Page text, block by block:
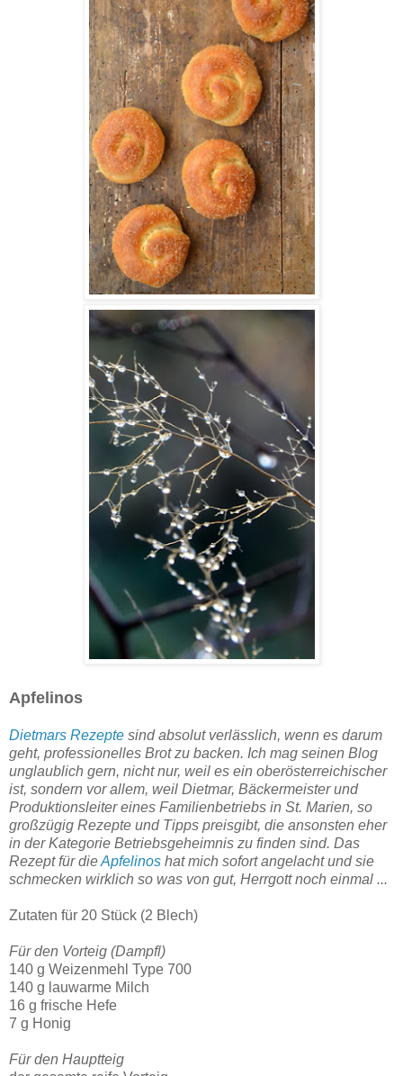
Apfelinos
Dietmars Rezepte sind absolut verlässlich, wenn es darum
geht, professionelles Brot zu backen. Ich mag seinen Blog
unglaublich gern, nicht nur, weil es ein oberösterreichischer
ist, sondern vor allem, weil Dietmar, Bäckermeister und
Produktionsleiter eines Familienbetriebs in St. Marien, so
großzügig Rezepte und Tipps preisgibt, die ansonsten eher
in der Kategorie Betriebsgeheimnis zu finden sind. Das
Rezept für dieApfelinos hat mich sofort angelacht und sie
schmecken wirklich so was von gut, Herrgott noch einmal ...
Zutaten für 20 Stück (2 Blech)
Für den Vorteig (Dampfl)
140 g Weizenmehl Type 700
140 g lauwarme Milch
16 g frische Hefe
7 g Honig
Für den Hauptteig